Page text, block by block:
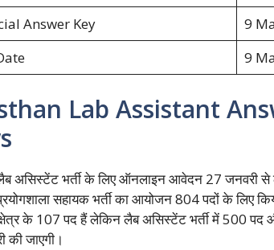
Answer Key
9
9
Lab Assistant
असिस्टेंट भर्ती के लिए ऑनलाइन आवेदन 27 जनवरी
सहायक भर्ती का आयोजन 804 पदों के लिए
के 107 पद हैं लेकिन लैब असिस्टेंट भर्ती में 500 पद
की जाएगी।